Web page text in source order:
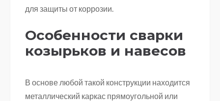
для защиты от коррозии.
Особенности сварки
козырьков и навесов
В основе любой такой конструкции находится
металлический каркас прямоугольной или